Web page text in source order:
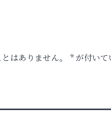
はありません。 *が付いて